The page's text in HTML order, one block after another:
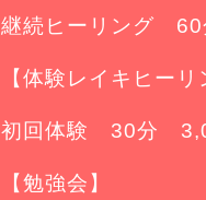
継続ヒーリング
【体験レイキヒーリ
初回体験 30分
【勉強会】